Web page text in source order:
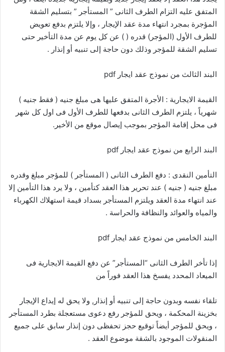
المتفق عليه التزام الطرف الثانى ” المستأجر ” بتسليم الشقة
المؤجرة بمجرد انتهاء مدة عقد الإيجار ، وإلا يلتزم بدفع تعويض
للطرف الأول (المؤجر) قدره ( ) عن كل يوم عن مدة التأخير حتى
تسليم الشقة للمؤجر وذلك دون حاجة إلى تنبيه أو إنذار .
البند الثالث من نموذج عقد ايجار pdf
القيمة الايجارية : الأجرة المتفق عليها هى مبلغ جنيه ( فقط جنيه )
شهرياً ، يلتزم الطرف الثانى بدفعها للطرف الأول فى اول كل شهر
فى محل إقامة المؤجر بموجب إيصال موقع من الأخير.
البند الرابع من نموذج عقد ايجار pdf
التأمين النقدى : دفع الطرف الثانى ( المستأجر ) للمؤجر مبلغ وقدره
مبلغ جنيه ( جنيه ) عند تحرير هذا العقد كتأمين ، ولا يرد هذا التأمين إلا
عند انتهاء مدة العقد ويلتزم المستأجر بسداد قيمة استهلاك الكهرباء
والمياه والعوائد والنظافة والحراسة .
البند الخامس من نموذج عقد ايجار pdf
إذا تأخر الطرف الثانى “المستأجر” عن دفع القيمة الايجارية فى
الميعاد المحدد يفسخ هذا العقد فوراً من
تلقاء نفسه وبدون حاجة إلى تنبيه أو إنذار, ولا يحق له إيداع الإيجار
بخزينة المحكمة ، ويحق للمؤجر رفع دعوى مستعجلة بطرد المستأجر
، ويحق للمؤجر أيضاً توقيع حجز تحفظى دون إنذار سابق على جميع
المنقولات الموجود بالشقة موضوع العقد .